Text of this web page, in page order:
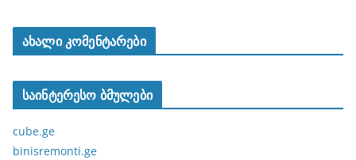
ახალი კომენტარები
საინტერესო ბმულები
cube.ge
binisremonti.ge